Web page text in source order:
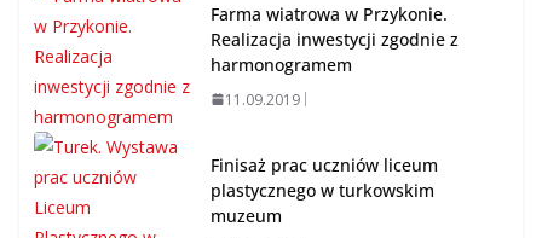
Farma wiatrowa w Przykonie.
Realizacja inwestycji zgodnie z
harmonogramem
11.09.2019
Finisaż prac uczniów liceum
plastycznego w turkowskim
muzeum